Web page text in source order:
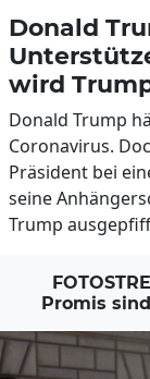
Donald
wird
Donald Trump
Coronavirus.
Präsident bei
seine
Trump
Promis